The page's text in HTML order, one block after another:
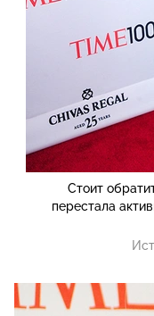
Стоит
перестала